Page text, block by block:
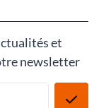
et
newsletter